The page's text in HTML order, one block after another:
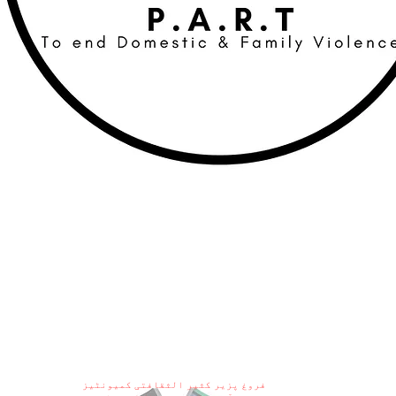
فروغ پزیر کثیر الثقافتی کمیونٹیز